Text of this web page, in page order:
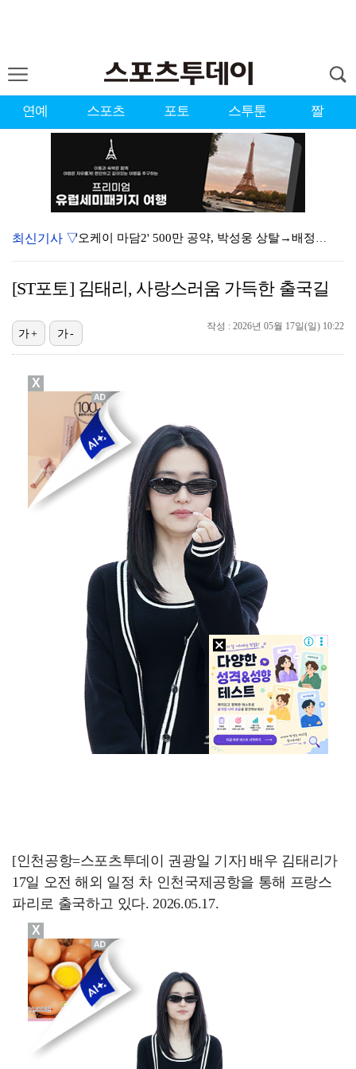
연예 스포츠 포토 스투툰 짤
'오케이 마담2' 500만 공약, 박성웅 상탈→배정남은…
황정민 폭로자 "아들 연극 몰래 관람? 소품 준비 돕고…
10주년인데 40명뿐?…블랙핑크 행사 공지에 팬심 폭발…
"군 복무 끝나고 다시 모일 것" 스트레이 키즈, 성적…
최신기사 ▽
[ST포토] 김태리, 사랑스러움 가득한 출국길
작성 : 2026년 05월 17일(일) 10:22
가+ 가-
[인천공항=스포츠투데이 권광일 기자] 배우 김태리가
17일 오전 해외 일정 차 인천국제공항을 통해 프랑스
파리로 출국하고 있다. 2026.05.17.
X
X